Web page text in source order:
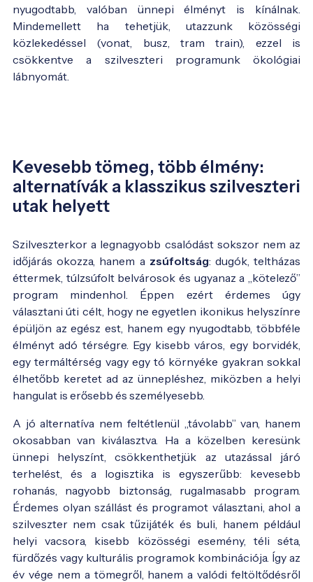
nyugodtabb, valóban ünnepi élményt is kínálnak.
Mindemellett ha tehetjük, utazzunk közösségi
közlekedéssel (vonat, busz, tram train), ezzel is
csökkentve a szilveszteri programunk ökológiai
lábnyomát.
Kevesebb tömeg, több élmény:
alternatívák a klasszikus szilveszteri
utak helyett
Szilveszterkor a legnagyobb csalódást sokszor nem az
időjárás okozza, hanem a zsúfoltság: dugók, teltházas
éttermek, túlzsúfolt belvárosok és ugyanaz a „kötelező”
program mindenhol. Éppen ezért érdemes úgy
választani úti célt, hogy ne egyetlen ikonikus helyszínre
épüljön az egész est, hanem egy nyugodtabb, többféle
élményt adó térségre. Egy kisebb város, egy borvidék,
egy termáltérség vagy egy tó környéke gyakran sokkal
élhetőbb keretet ad az ünnepléshez, miközben a helyi
hangulat is erősebb és személyesebb.
A jó alternatíva nem feltétlenül „távolabb” van, hanem
okosabban van kiválasztva. Ha a közelben keresünk
ünnepi helyszínt, csökkenthetjük az utazással járó
terhelést, és a logisztika is egyszerűbb: kevesebb
rohanás, nagyobb biztonság, rugalmasabb program.
Érdemes olyan szállást és programot választani, ahol a
szilveszter nem csak tűzijáték és buli, hanem például
helyi vacsora, kisebb közösségi esemény, téli séta,
fürdőzés vagy kulturális programok kombinációja. Így az
év vége nem a tömegről, hanem a valódi feltöltődésről